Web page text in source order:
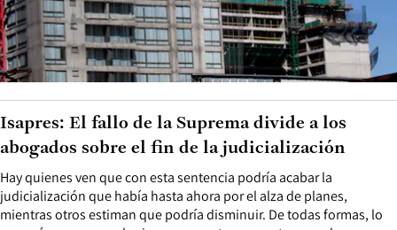
Hay quienes ven que con esta sentencia podría acabar la
judicialización que había hasta ahora por el alza de planes,
mientras otros estiman que podría disminuir. De todas formas, lo
Isapres: El fallo de la Suprema divide a los
abogados sobre el fin de la judicialización